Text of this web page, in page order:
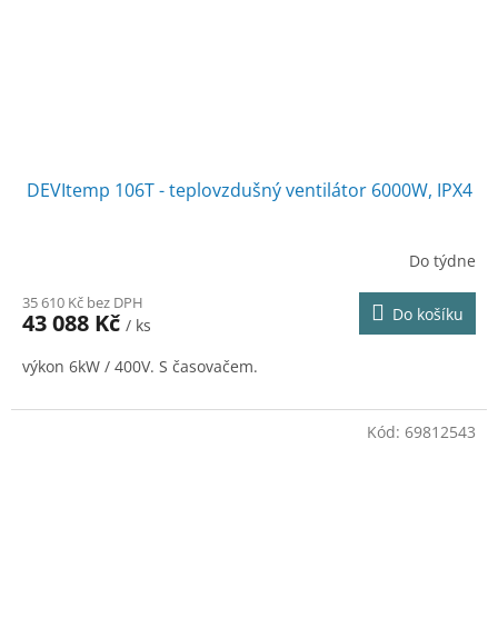
DEVItemp 106T - teplovzdušný ventilátor 6000W, IPX4
Do týdne
35 610 Kč bez DPH
43 088 Kč / ks
Do košíku
výkon 6kW / 400V. S časovačem.
Kód: 69812543